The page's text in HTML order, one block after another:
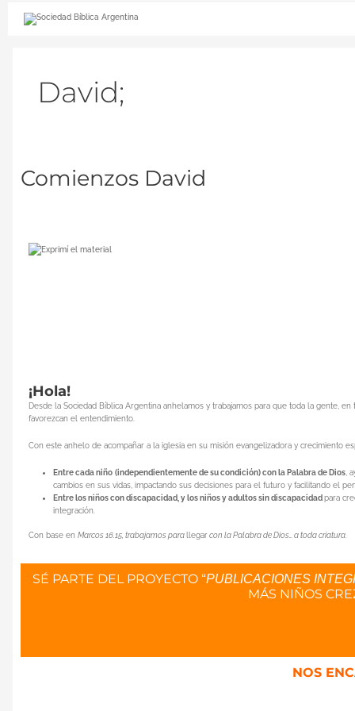
David;
Comienzos David
¡Hola!
Desde la Sociedad Bíblica Argentina anhelamos y trabajamos para que toda la gente,
favorezcan el entendimiento.
Con este anhelo de acompañar a la iglesia en su misión evangelizadora y crecimiento
Entre cada niño (independientemente de su condición) con la Palabra de Dios,
cambios en sus vidas, impactando sus decisiones para el futuro y facilitando el
Entre los niños con discapacidad, y los niños y adultos sin discapacidadpara
integración.
Con base enMarcos 16.15, trabajamos para llegarcon la Palabra de Dios… a toda criatura.
SÉ PARTE DEL PROYECTO “PUBLICACIONES
MÁS NIÑOS
NOS
David